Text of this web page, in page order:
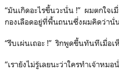
“มันเกิดอะไรขึ้นวะนั่น !” ผมตกใจ
กองเลือดอยู่ที่พื้นถนนซึ่งผมคิดว่า
“รีบเผ่นเถอะ !” ริกพูดขึ้นทันทีเมื่อ
“เรายังไม่รู้เลยนะว่าใครทำเจ้าหม